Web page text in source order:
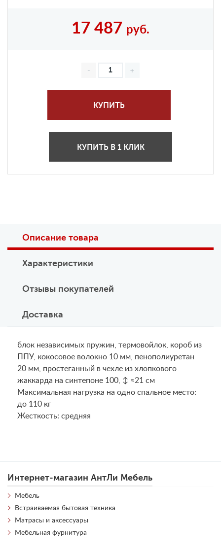
17 487 руб.
КУПИТЬ
КУПИТЬ В 1 КЛИК
Описание товара
Характеристики
Отзывы покупателей
Доставка
блок независимых пружин, термовойлок, короб из
ППУ, кокосовое волокно 10 мм, пенополиуретан
20 мм, простеганный в чехле из хлопкового
жаккарда на синтепоне 100, ↕ ≈21 см
Maксимальная нагрузка на одно спальное место:
до 110 кг
Жесткость: средняя
Интернет-магазин АнтЛи Мебель
Мебель
Встраиваемая бытовая техника
Матрасы и аксессуары
Мебельная фурнитура